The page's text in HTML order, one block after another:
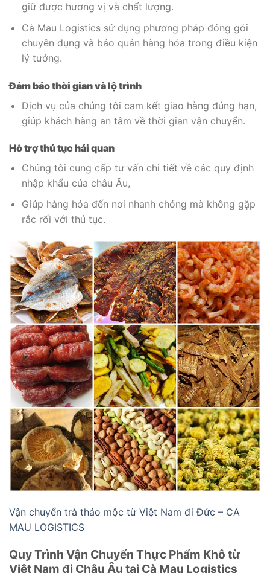
giữ được hương vị và chất lượng.
Cà Mau Logistics sử dụng phương pháp đóng gói
chuyên dụng và bảo quản hàng hóa trong điều kiện
lý tưởng.
Đảm bảo thời gian và lộ trình
Dịch vụ của chúng tôi cam kết giao hàng đúng hạn,
giúp khách hàng an tâm về thời gian vận chuyển.
Hỗ trợ thủ tục hải quan
Chúng tôi cung cấp tư vấn chi tiết về các quy định
nhập khẩu của châu Âu,
Giúp hàng hóa đến nơi nhanh chóng mà không gặp
rắc rối với thủ tục.
Vận chuyển trà thảo mộc từ Việt Nam đi Đức – CA
MAU LOGISTICS
Quy Trình Vận Chuyển Thực Phẩm Khô từ
Việt Nam đi Châu Âu tại Cà Mau Logistics